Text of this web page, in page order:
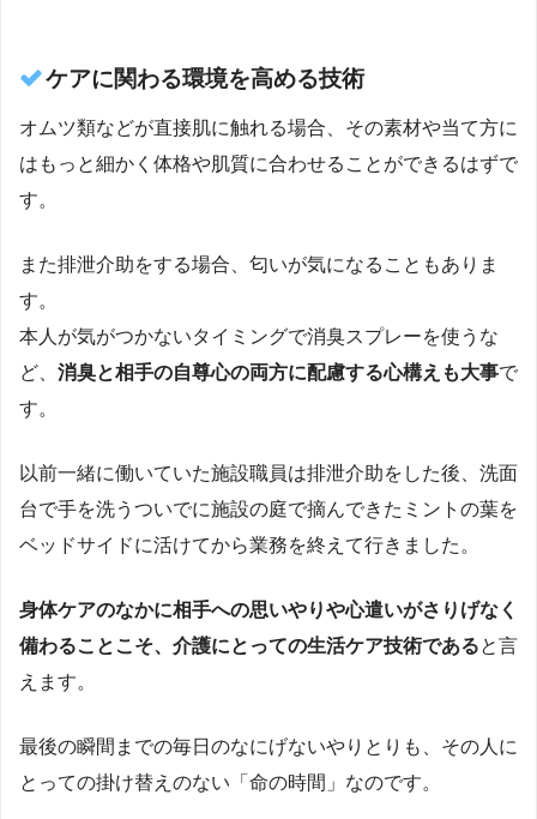
ケアに関わる環境を高める技術
オムツ類などが直接肌に触れる場合、その素材や当て方に
はもっと細かく体格や肌質に合わせることができるはずで
す。
また排泄介助をする場合、匂いが気になることもありま
す。
本人が気がつかないタイミングで消臭スプレーを使うな
ど、 消臭と相手の自尊心の両方に配慮する心構えも大事で
す。
以前一緒に働いていた施設職員は排泄介助をした後、洗面
台で手を洗うついでに施設の庭で摘んできたミントの葉を
ベッドサイドに活けてから業務を終えて行きました。
身体ケアのなかに相手への思いやりや心遣いがさりげなく
備わることこそ、介護にとっての生活ケア技術であると言
えます。
最後の瞬間までの毎日のなにげないやりとりも、その人に
とっての掛け替えのない「命の時間」なのです。